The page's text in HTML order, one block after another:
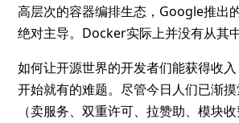
高层次的容器编排生态，Google推出
绝对主导。Docker实际上并没有从其
如何让开源世界的开发者们能获得收
开始就有的难题。尽管今日人们已渐
（卖服务、双重许可、拉赞助、模块